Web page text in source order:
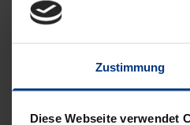
Zustimmung
Diese Webseite verwendet